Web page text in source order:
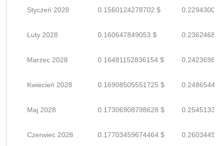
Styczeń 2028 0.1560124278702 $
Luty 2028 0.160647849053 $
Marzec 2028 0.16481152836154 $
Kwiecień 2028 0.16908505551725 $
Maj 2028 0.17306908798628 $
Czerwiec 2028 0.17703459674464 $